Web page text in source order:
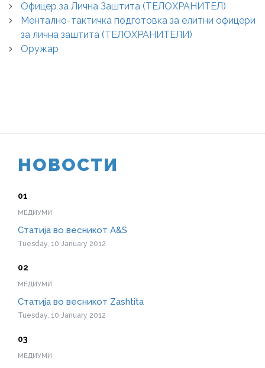
Офицер за Лична Заштита (ТЕЛОХРАНИТЕЛ)
Ментално-тактичка подготовка за елитни офицери
за лична заштита (ТЕЛОХРАНИТЕЛИ)
Оружар
НОВОСТИ
МЕДИУМИ
Статија во весникот A&S
Tuesday, 10 January 2012
МЕДИУМИ
Статија во весникот Zashtita
Tuesday, 10 January 2012
МЕДИУМИ